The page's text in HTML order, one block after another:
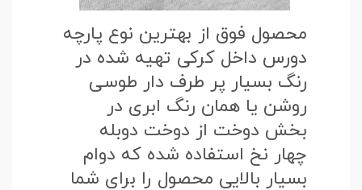
محصول فوق از بهترین نوع پارچه
دورس داخل کرکی تهیه شده در
رنگ بسیار پر طرف دار طوسی
روشن یا همان رنگ ابری در
بخش دوخت از دوخت دوبله
چهار نخ استفاده شده که دوام
بسیار بالایی محصول را برای شما